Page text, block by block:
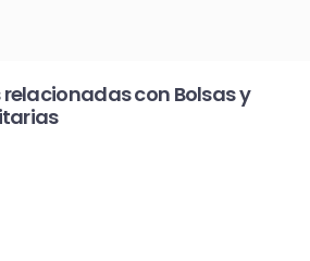
con Bolsas y